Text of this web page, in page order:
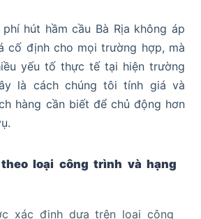
hút hầm cầu Bà Rịa không áp
cố định cho mọi trường hợp, mà
yếu tố thực tế tại hiện trường
là cách chúng tôi tính giá và
hàng cần biết để chủ động hơn
loại công trình và hạng
xác định dựa trên loại công